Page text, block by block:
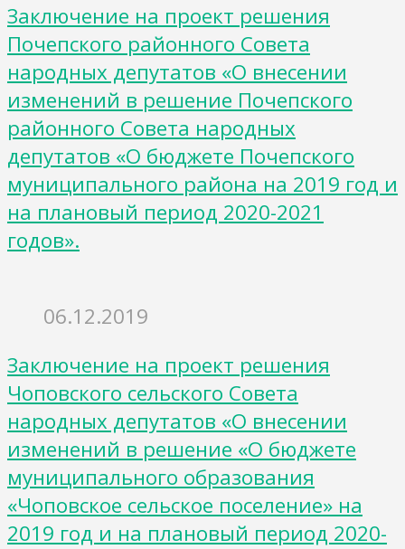
Заключение на проект решения
Почепского районного Совета
народных депутатов «О внесении
изменений в решение Почепского
районного Совета народных
депутатов «О бюджете Почепского
муниципального района на 2019 год и
на плановый период 2020-2021
годов».
06.12.2019
Заключение на проект решения
Чоповского сельского Совета
народных депутатов «О внесении
изменений в решение «О бюджете
муниципального образования
«Чоповское сельское поселение» на
2019 год и на плановый период 2020-